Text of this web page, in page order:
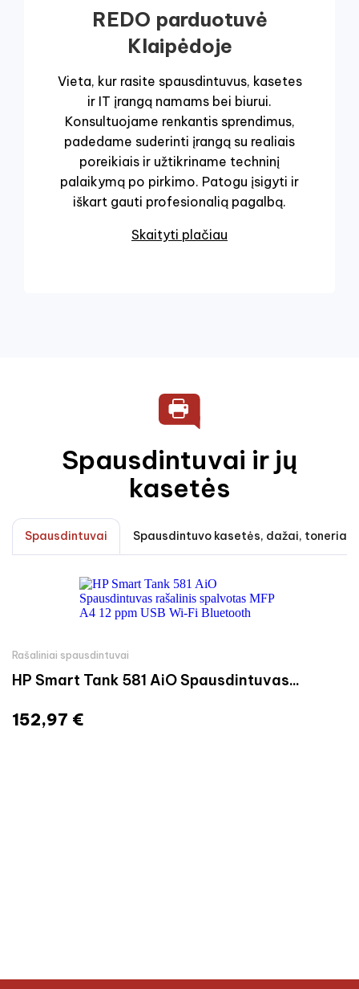
REDO parduotuvė
Klaipėdoje
Vieta, kur rasite spausdintuvus, kasetes
ir IT įrangą namams bei biurui.
Konsultuojame renkantis sprendimus,
padedame suderinti įrangą su realiais
poreikiais ir užtikriname techninį
palaikymą po pirkimo. Patogu įsigyti ir
iškart gauti profesionalią pagalbą.
Skaityti plačiau
Spausdintuvai ir jų
kasetės
Spausdintuvai Spausdintuvo kasetės, dažai, toneriai
Rašaliniai spausdintuvai
HP Smart Tank 581 AiO Spausdintuvas...
152,97 €